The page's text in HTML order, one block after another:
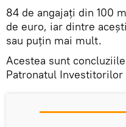
84 de angajați din 100
de euro, iar dintre
sau puțin mai mult.
Acestea sunt
Patronatul Investitorilor